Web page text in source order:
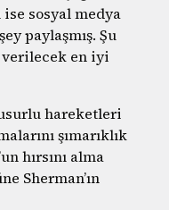
sosyal medya
paylaşmış. Şu
verilecek en iyi
hareketleri
şımarıklık
hırsını alma
Sherman’ın